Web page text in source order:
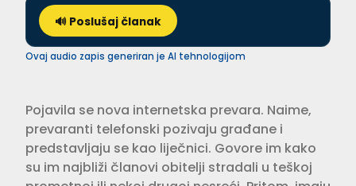
🔊 Poslušaj članak
Ovaj audio zapis generiran je AI tehnologijom
Pojavila se nova internetska prevara. Naime,
prevaranti telefonski pozivaju građane i
predstavljaju se kao liječnici. Govore im kako
su im najbliži članovi obitelji stradali u teškoj